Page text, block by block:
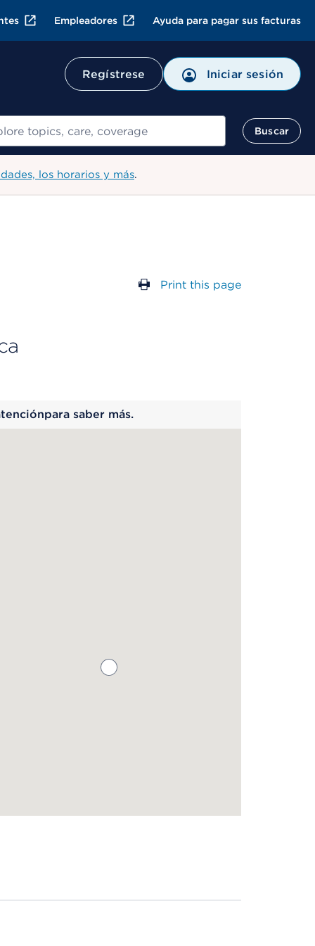
Empleadores Ayuda para pagar sus facturas
Regístrese Iniciar sesión
Buscar
los horarios y más.
Print this page
saber más.